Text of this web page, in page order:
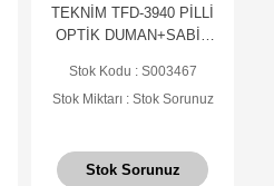
TEKNİM TFD-3940 PİLLİ
OPTİK DUMAN+SABİT
DEDEKTÖRÜ(MULTİSEN
SÖR)
Stok Kodu : S003467
Stok Miktarı : Stok Sorunuz
Stok Sorunuz